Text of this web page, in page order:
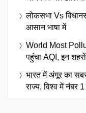
लोकसभा Vs
आसान भाषा में
World Most
पहुंचा AQI, इन
भारत में अंगूर का
राज्य, विश्व में नंबर